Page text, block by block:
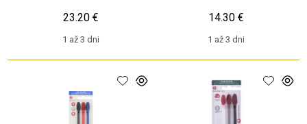
1 až 3 dni
23.20 €
1 až 3 dni
14.30 €